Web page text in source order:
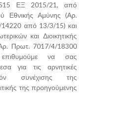
ΕΞ 2015/21, από
Εθνικής Αμύνης (Αρ.
από 13/3/15) και
και Διοικητικής
Πρωτ. 7017/4/18300
να σας
για τις αρνητικές
συνέχισης της
της προηγούμενης